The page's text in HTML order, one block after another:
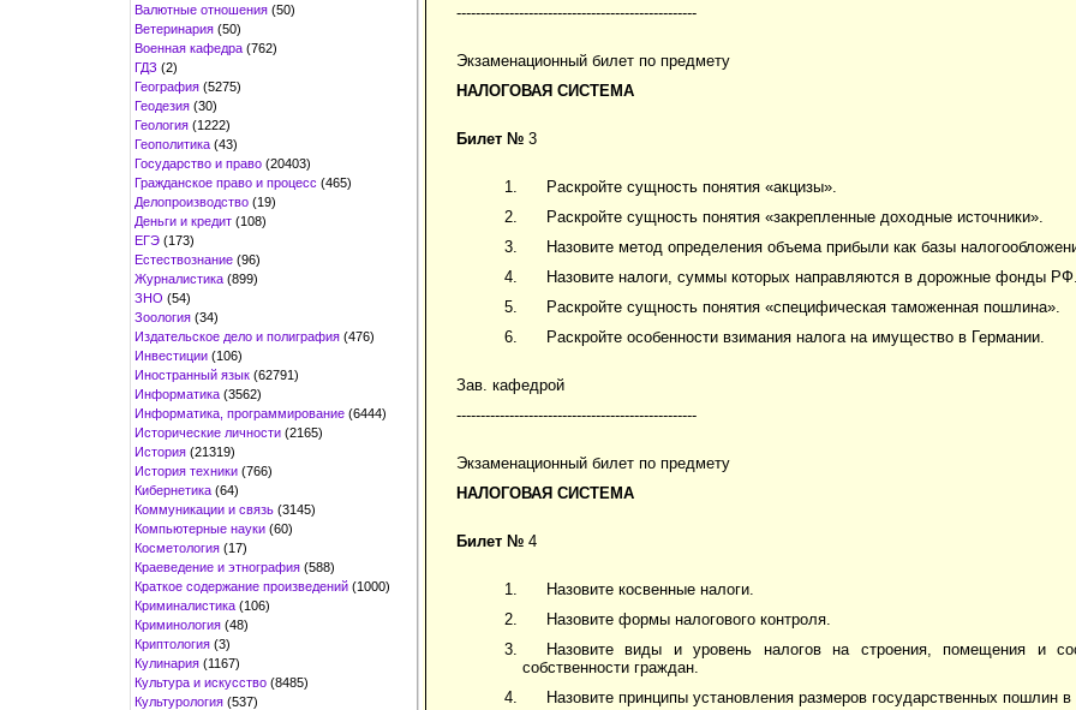
Валютные отношения (50)
Ветеринария (50)
Военная кафедра (762)
ГДЗ (2)
География (5275)
Геодезия (30)
Геология (1222)
Геополитика (43)
Государство и право (20403)
Гражданское право и процесс (465)
Делопроизводство (19)
Деньги и кредит (108)
ЕГЭ (173)
Естествознание (96)
Журналистика (899)
ЗНО (54)
Зоология (34)
Издательское дело и полиграфия (476)
Инвестиции (106)
Иностранный язык (62791)
Информатика (3562)
Информатика, программирование (6444)
Исторические личности (2165)
История (21319)
История техники (766)
Кибернетика (64)
Коммуникации и связь (3145)
Компьютерные науки (60)
Косметология (17)
Краеведение и этнография (588)
Краткое содержание произведений (1000)
Криминалистика (106)
Криминология (48)
Криптология (3)
Кулинария (1167)
Культура и искусство (8485)
Культурология (537)
--------------------------------------------------
Экзаменационный билет по предмету
НАЛОГОВАЯ СИСТЕМА
Билет № 3
Раскройте сущность понятия «акцизы».
Раскройте сущность понятия «закрепленные доходные источники».
Назовите метод определения объема прибыли как базы
Назовите налоги, суммы которых направляются в дорожные фонды РФ.
Раскройте сущность понятия «специфическая таможенная пошлина».
Раскройте особенности взимания налога на имущество в Германии.
Зав. кафедрой
--------------------------------------------------
Экзаменационный билет по предмету
НАЛОГОВАЯ СИСТЕМА
Билет № 4
Назовите косвенные налоги.
Назовите формы налогового контроля.
Назовите виды и уровень налогов на строения, помещения и
собственности граждан.
Назовите принципы установления размеров государственных пошлин